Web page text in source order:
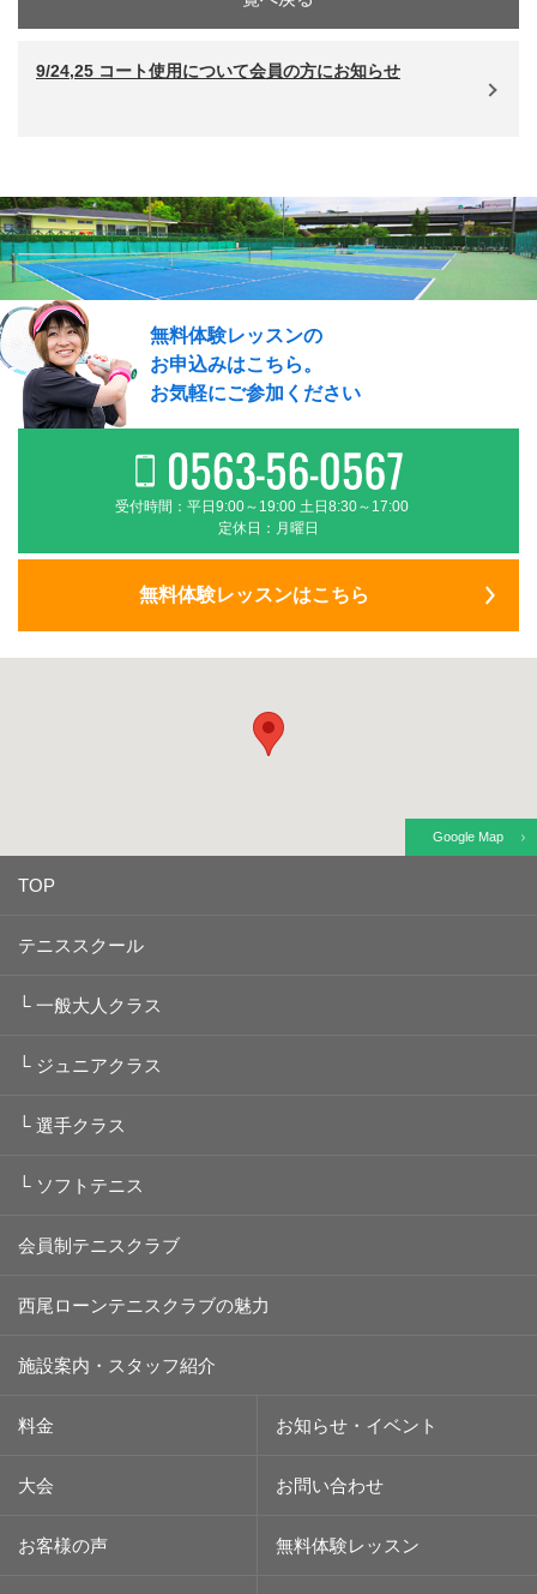
9/24,25 コート使用について会員の方にお知らせ
無料体験レッスンの
お申込みはこちら。
お気軽にご参加ください
受付時間：平日9:00～19:00 土日8:30～17:00
定休日：月曜日
無料体験レッスンはこちら
Google Map
TOP
テニススクール
└ 一般大人クラス
└ ジュニアクラス
└ 選手クラス
└ ソフトテニス
会員制テニスクラブ
西尾ローンテニスクラブの魅力
施設案内・スタッフ紹介
料金 お知らせ・イベント
大会 お問い合わせ
お客様の声 無料体験レッスン